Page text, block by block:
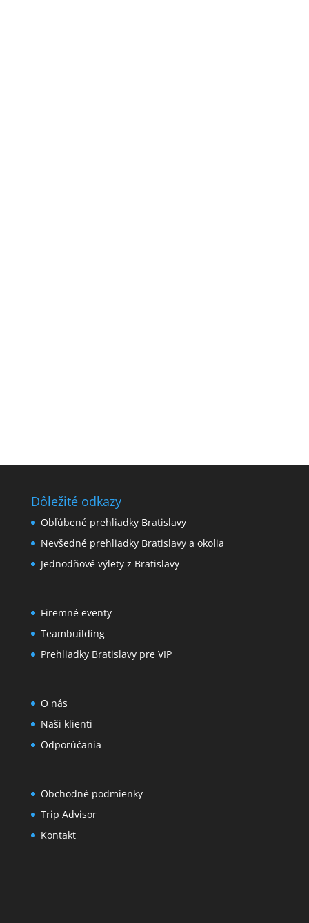
Dôležité odkazy
Obľúbené prehliadky Bratislavy
Nevšedné prehliadky Bratislavy a okolia
Jednodňové výlety z Bratislavy
Firemné eventy
Teambuilding
Prehliadky Bratislavy pre VIP
O nás
Naši klienti
Odporúčania
Obchodné podmienky
Trip Advisor
Kontakt